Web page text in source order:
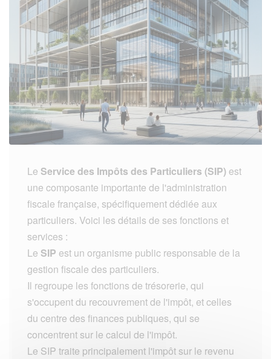
Le Service des Impôts des Particuliers (SIP) est
une composante importante de l'administration
fiscale française, spécifiquement dédiée aux
particuliers. Voici les détails de ses fonctions et
services :
Le SIP est un organisme public responsable de la
gestion fiscale des particuliers.
Il regroupe les fonctions de trésorerie, qui
s'occupent du recouvrement de l'impôt, et celles
du centre des finances publiques, qui se
concentrent sur le calcul de l'impôt.
Le SIP traite principalement l'impôt sur le revenu